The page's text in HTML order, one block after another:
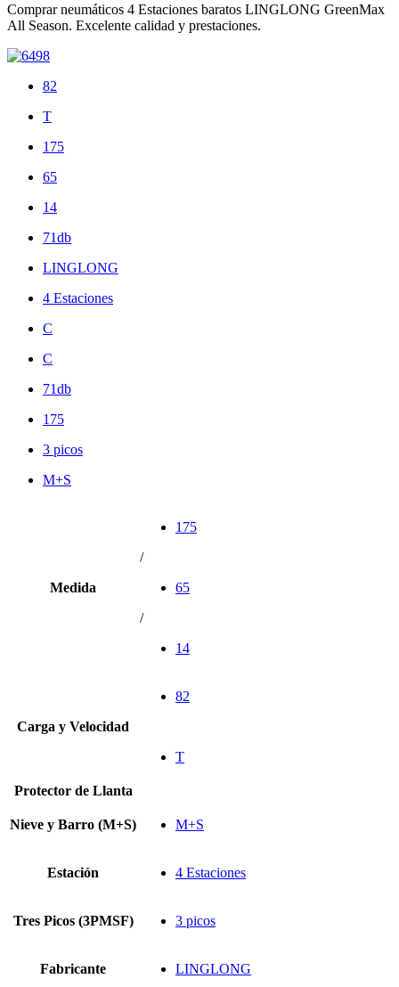
Comprar neumáticos 4 Estaciones baratos LINGLONG GreenMax
All Season. Excelente calidad y prestaciones.
82
T
175
65
14
71db
LINGLONG
4 Estaciones
C
C
71db
175
3 picos
M+S
Medida
175
/
65
/
14
Carga y Velocidad
82
T
Protector de Llanta
Nieve y Barro (M+S) M+S
Estación 4 Estaciones
Tres Picos (3PMSF) 3 picos
Fabricante LINGLONG